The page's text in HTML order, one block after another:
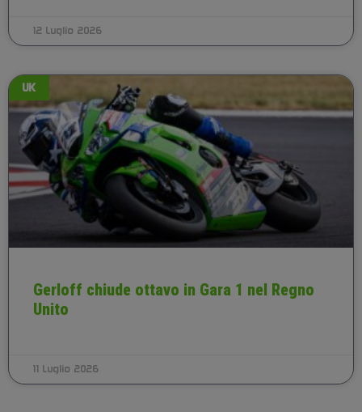
12 Luglio 2026
UK
Gerloff chiude ottavo in Gara 1 nel Regno
Unito
11 Luglio 2026